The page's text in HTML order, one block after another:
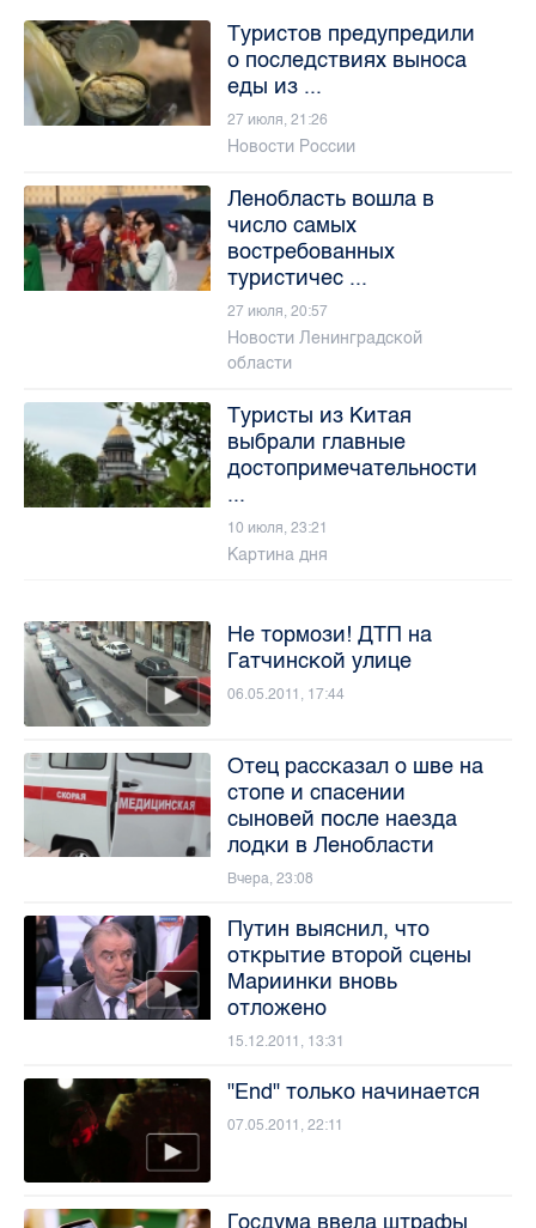
Туристов предупредили
о последствиях выноса
еды из ...
27 июля, 21:26
Новости России
Ленобласть вошла в
число самых
востребованных
туристичес ...
27 июля, 20:57
Новости Ленинградской
области
Туристы из Китая
выбрали главные
достопримечательности
...
10 июля, 23:21
Картина дня
Не тормози! ДТП на
Гатчинской улице
06.05.2011, 17:44
Отец рассказал о шве на
стопе и спасении
сыновей после наезда
лодки в Ленобласти
Вчера, 23:08
Путин выяснил, что
открытие второй сцены
Мариинки вновь
отложено
15.12.2011, 13:31
"End" только начинается
07.05.2011, 22:11
Госдума ввела штрафы